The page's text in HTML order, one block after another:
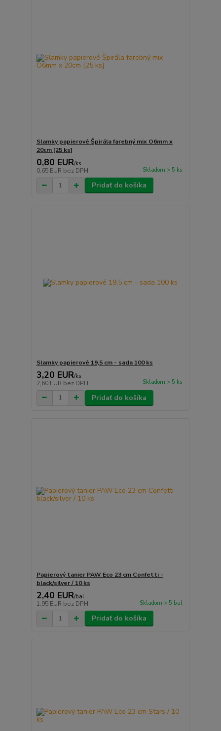
Slamky papierové Špirála farebný mix O6mm x
20cm [25 ks]
0,80 EUR/ks
0,65 EUR bez DPH Skladom > 5 ks
Pridať do košíka
Slamky papierové 19,5 cm - sada 100 ks
3,20 EUR/ks
2,60 EUR bez DPH Skladom > 5 ks
Pridať do košíka
Papierový tanier PAW Eco 23 cm Confetti -
black/silver / 10 ks
2,40 EUR/bal
1,95 EUR bez DPH Skladom > 5 bal
Pridať do košíka